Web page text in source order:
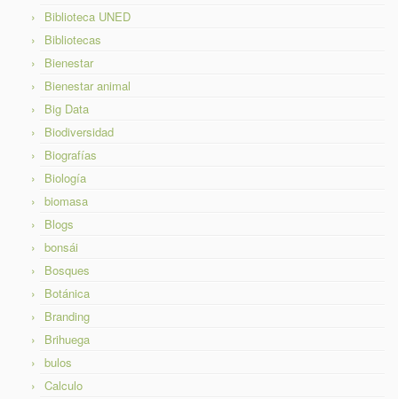
Biblioteca UNED
Bibliotecas
Bienestar
Bienestar animal
Big Data
Biodiversidad
Biografías
Biología
biomasa
Blogs
bonsái
Bosques
Botánica
Branding
Brihuega
bulos
Calculo